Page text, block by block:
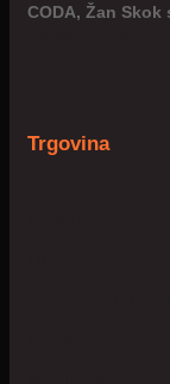
CODA, Žan Skok
Trgovina